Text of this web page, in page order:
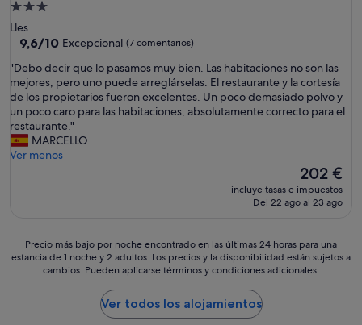
Alojamiento
de
3.0 estrellas
Lles
9.6
10,
Excepcional,
(7 comentarios)
9,6/10 Excepcional (7 comentarios)
"
D
e
b
o
d
e
"Debo decir que lo pasamos muy bien. Las habitaciones no son las
mejores, pero uno puede arreglárselas. El restaurante y la cortesía
de los propietarios fueron excelentes. Un poco demasiado polvo y
un poco caro para las habitaciones, absolutamente correcto para el
restaurante."
MARCELLO
Ver menos
El
precio
actual
202 €
202 €
incluye tasas e impuestos
Del 22 ago al 23 ago
Precio
más
Precio más bajo por noche encontrado en las últimas 24 horas para una
estancia de 1 noche y 2 adultos. Los precios y la disponibilidad están sujetos a
cambios. Pueden aplicarse términos y condiciones adicionales.
Ver todos los alojamientos